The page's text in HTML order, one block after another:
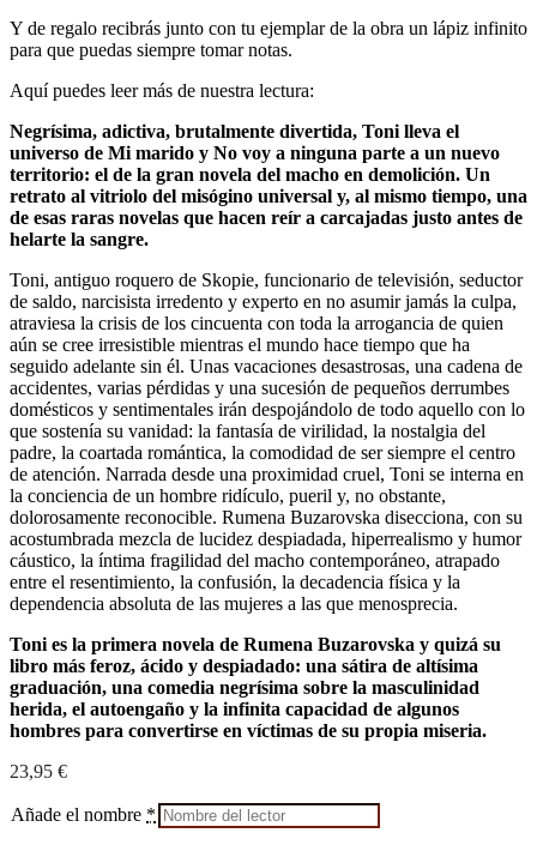
Y de regalo recibrás junto con tu ejemplar de la obra un lápiz infinito
para que puedas siempre tomar notas.
Aquí puedes leer más de nuestra lectura:
Negrísima, adictiva, brutalmente divertida, Toni lleva el
universo de Mi marido y No voy a ninguna parte a un nuevo
territorio: el de la gran novela del macho en demolición. Un
retrato al vitriolo del misógino universal y, al mismo tiempo, una
de esas raras novelas que hacen reír a carcajadas justo antes de
helarte la sangre.
Toni, antiguo roquero de Skopie, funcionario de televisión, seductor
de saldo, narcisista irredento y experto en no asumir jamás la culpa,
atraviesa la crisis de los cincuenta con toda la arrogancia de quien
aún se cree irresistible mientras el mundo hace tiempo que ha
seguido adelante sin él. Unas vacaciones desastrosas, una cadena de
accidentes, varias pérdidas y una sucesión de pequeños derrumbes
domésticos y sentimentales irán despojándolo de todo aquello con lo
que sostenía su vanidad: la fantasía de virilidad, la nostalgia del
padre, la coartada romántica, la comodidad de ser siempre el centro
de atención. Narrada desde una proximidad cruel, Toni se interna en
la conciencia de un hombre ridículo, pueril y, no obstante,
dolorosamente reconocible. Rumena Buzarovska disecciona, con su
acostumbrada mezcla de lucidez despiadada, hiperrealismo y humor
cáustico, la íntima fragilidad del macho contemporáneo, atrapado
entre el resentimiento, la confusión, la decadencia física y la
dependencia absoluta de las mujeres a las que menosprecia.
Toni es la primera novela de Rumena Buzarovska y quizá su
libro más feroz, ácido y despiadado: una sátira de altísima
graduación, una comedia negrísima sobre la masculinidad
herida, el autoengaño y la infinita capacidad de algunos
hombres para convertirse en víctimas de su propia miseria.
23,95 €
Añade el nombre *